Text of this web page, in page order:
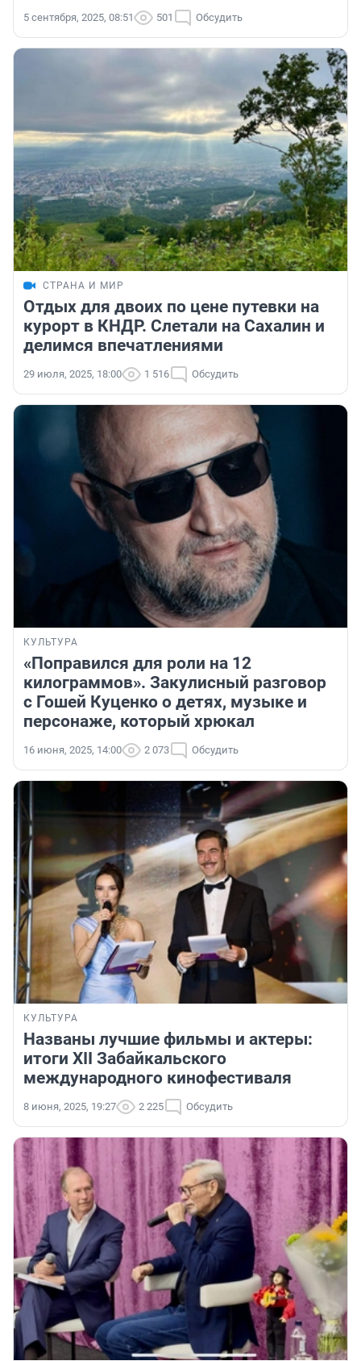
5 сентября, 2025, 08:51 501 Обсудить
СТРАНА И МИР
Отдых для двоих по цене путевки на
курорт в КНДР. Слетали на Сахалин и
делимся впечатлениями
29 июля, 2025, 18:00 1 516 Обсудить
КУЛЬТУРА
«Поправился для роли на 12
килограммов». Закулисный разговор
с Гошей Куценко о детях, музыке и
персонаже, который хрюкал
16 июня, 2025, 14:00 2 073 Обсудить
КУЛЬТУРА
Названы лучшие фильмы и актеры:
итоги XII Забайкальского
международного кинофестиваля
8 июня, 2025, 19:27 2 225 Обсудить